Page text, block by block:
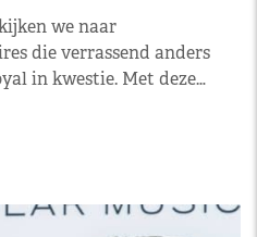
we naar
die verrassend anders
in kwestie. Met deze…